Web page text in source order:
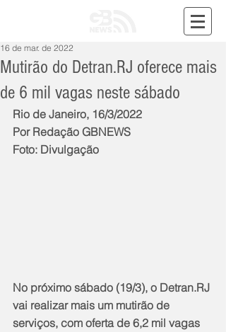
Mutirão do Detran.RJ oferece mais
de 6 mil vagas neste sábado
16 de mar. de 2022
Rio de Janeiro, 16/3/2022
Por Redação GBNEWS
Foto: Divulgação
No próximo sábado (19/3), o Detran.RJ
vai realizar mais um mutirão de
serviços, com oferta de 6,2 mil vagas